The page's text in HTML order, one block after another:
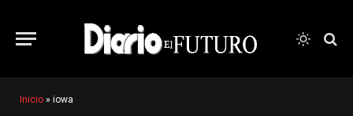
Inicio » iowa